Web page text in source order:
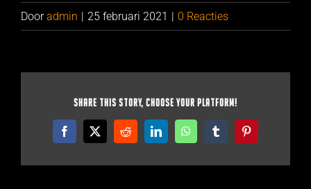
Dooradmin 25 februari 2021 0 Reacties
Share This Story, Choose Your Platform!
Facebook
X RedditLinkedInWhatsAppTumblrPinterest